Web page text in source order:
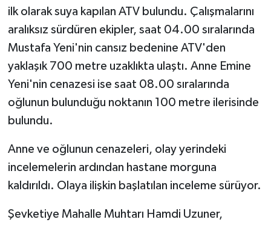
ilk olarak suya kapılan ATV bulundu. Çalışmalarını
aralıksız sürdüren ekipler, saat 04.00 sıralarında
Mustafa Yeni'nin cansız bedenine ATV'den
yaklaşık 700 metre uzaklıkta ulaştı. Anne Emine
Yeni'nin cenazesi ise saat 08.00 sıralarında
oğlunun bulunduğu noktanın 100 metre ilerisinde
bulundu.
Anne ve oğlunun cenazeleri, olay yerindeki
incelemelerin ardından hastane morguna
kaldırıldı. Olaya ilişkin başlatılan inceleme sürüyor.
Şevketiye Mahalle Muhtarı Hamdi Uzuner,